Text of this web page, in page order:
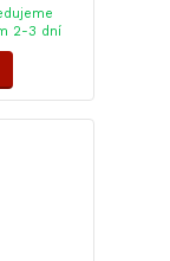
2-3 dní